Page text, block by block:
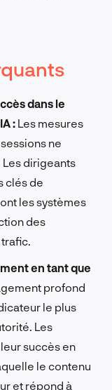
dans le
: Les mesures
ne
dirigeants
clés de
les systèmes
des
en tant que
profond
le plus
Les
succès en
le contenu
et répond à